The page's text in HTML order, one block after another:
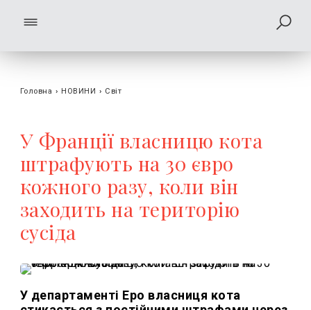
Головна › НОВИНИ › Світ
У Франції власницю кота
штрафують на 30 євро
кожного разу, коли він
заходить на територію
сусіда
У департаменті Еро власниця кота